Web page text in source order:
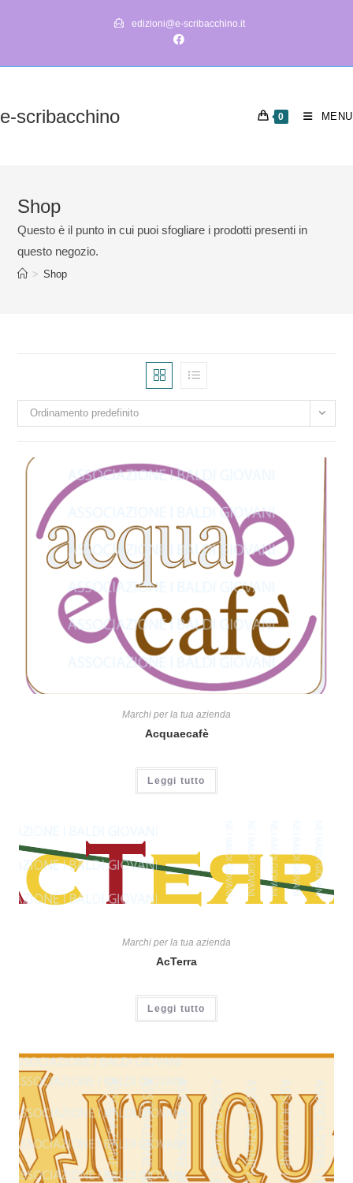
edizioni@e-scribacchino.it
e-scribacchino 0 MENU
Shop
Questo è il punto in cui puoi sfogliare i prodotti presenti in
questo negozio.
> Shop
Ordinamento predefinito
Marchi per la tua azienda
Acquaecafè
Leggi tutto
Marchi per la tua azienda
AcTerra
Leggi tutto